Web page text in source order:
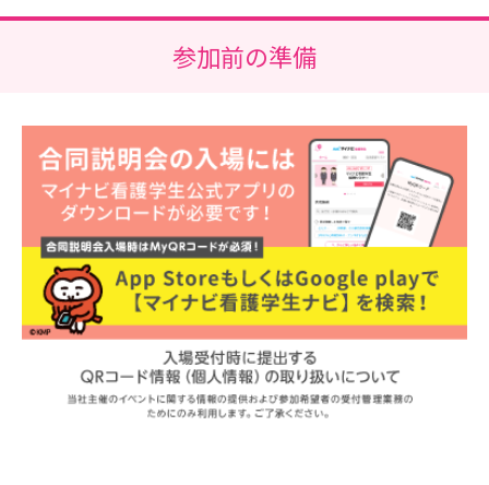
参加前の準備